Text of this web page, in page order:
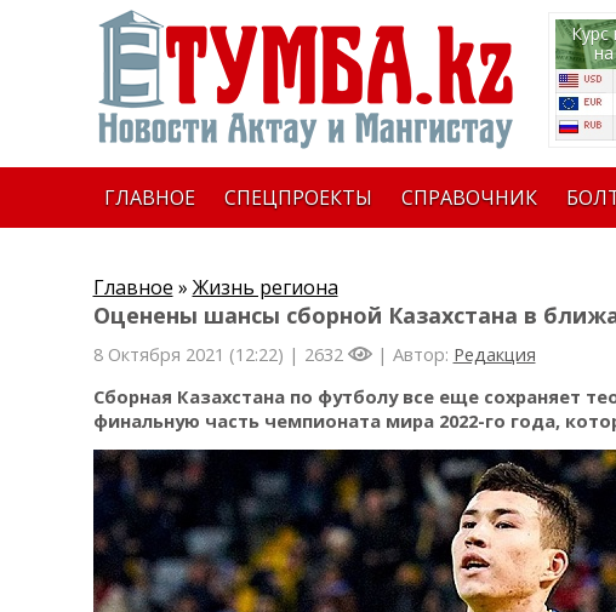
Курс
ГЛАВНОЕ СПЕЦПРОЕКТЫ СПРАВОЧНИК
Главное » Жизнь региона
Оценены шансы сборной Казахстана в
8 Октября 2021 (12:22) | 2632 | Автор: Редакция
Сборная Казахстана по футболу все еще сохраняет
финальную часть чемпионата мира 2022-го года,